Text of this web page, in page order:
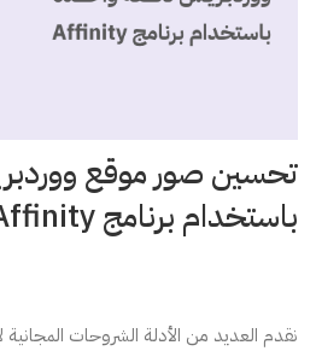
تحسين صور موقع
باستخدام برنامج Affinity
نقدم العديد من الأدلة الشروحات المجانية